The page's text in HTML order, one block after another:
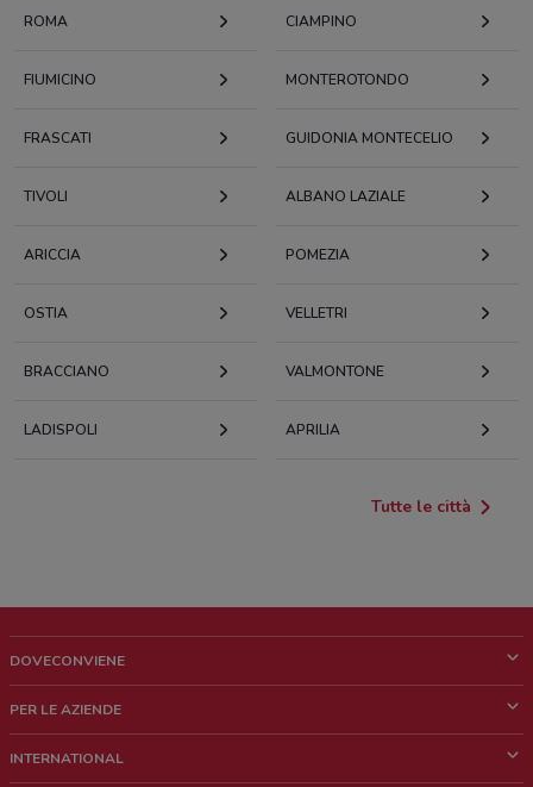
ROMA CIAMPINO
FIUMICINO MONTEROTONDO
FRASCATI GUIDONIA MONTECELIO
TIVOLI ALBANO LAZIALE
ARICCIA POMEZIA
OSTIA VELLETRI
BRACCIANO VALMONTONE
LADISPOLI APRILIA
Tutte le città
DOVECONVIENE
Chi siamo
PER LE AZIENDE
INTERNATIONAL